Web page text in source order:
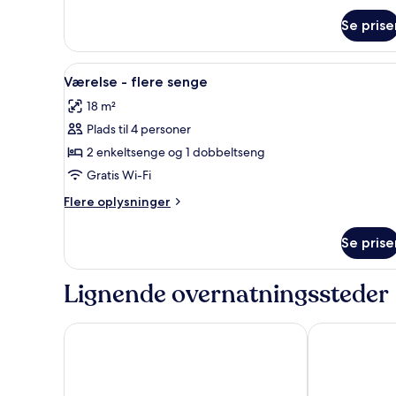
Se
Indlæs
alle
billeder
af
Værelse
-
flere
senge
Et hotelværelse med en stor
11
Værelse - flere senge
18 m²
Plads til 4 personer
2 enkeltsenge og 1 dobbeltseng
Gratis Wi-Fi
Flere oplysninger
Flere
-
senge
Se
Lignende overnatningssteder
Premiere Classe Lyon Nord - Dardilly Brit Hotel